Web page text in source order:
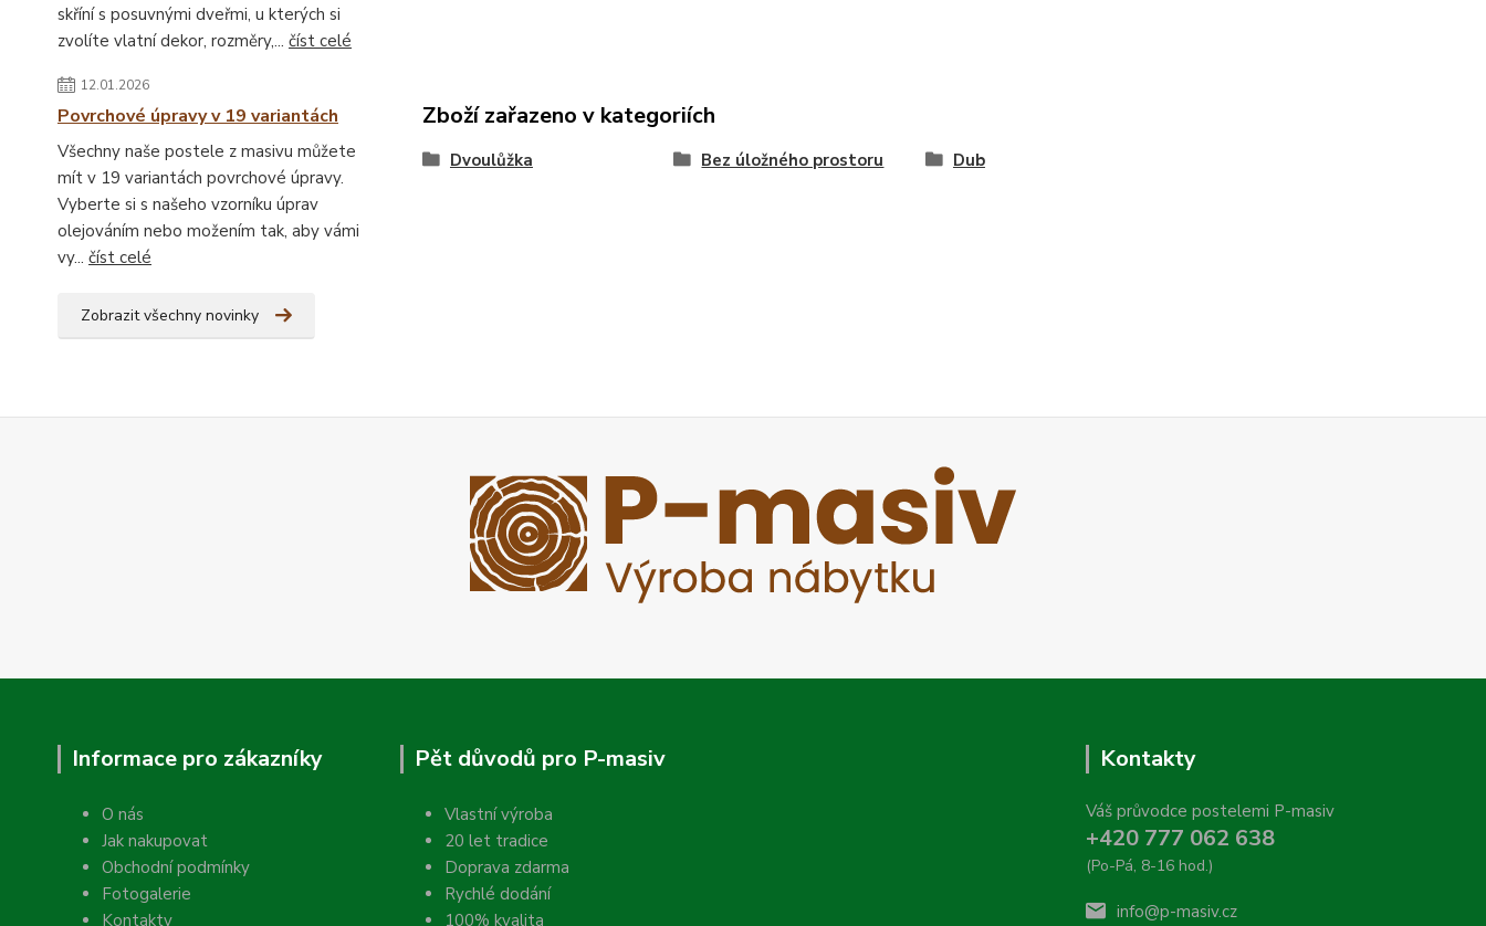
skříní s posuvnými dveřmi, u kterých si
zvolíte vlatní dekor, rozměry,... číst celé
12.01.2026
Povrchové úpravy v 19 variantách
Všechny naše postele z masivu můžete
mít v 19 variantách povrchové úpravy.
Vyberte si s našeho vzorníku úprav
olejováním nebo možením tak, aby vámi
vy... číst celé
Zobrazit všechny novinky
Zboží zařazeno v kategoriích
Dvoulůžka Bez úložného prostoru Dub
Informace pro zákazníky
O nás
Jak nakupovat
Obchodní podmínky
Fotogalerie
Kontakty
Pět důvodů pro P-masiv
Vlastní výroba
20 let tradice
Doprava zdarma
Rychlé dodání
100% kvalita
Kontakty
Váš průvodce postelemi P-masiv
+420 777 062 638
(Po-Pá, 8-16 hod.)
info@p-masiv.cz